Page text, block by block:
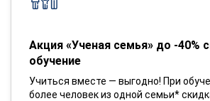
Акция «Ученая семья» до -40%
обучение
Учиться вместе — выгодно! При
более человек из одной семьи*